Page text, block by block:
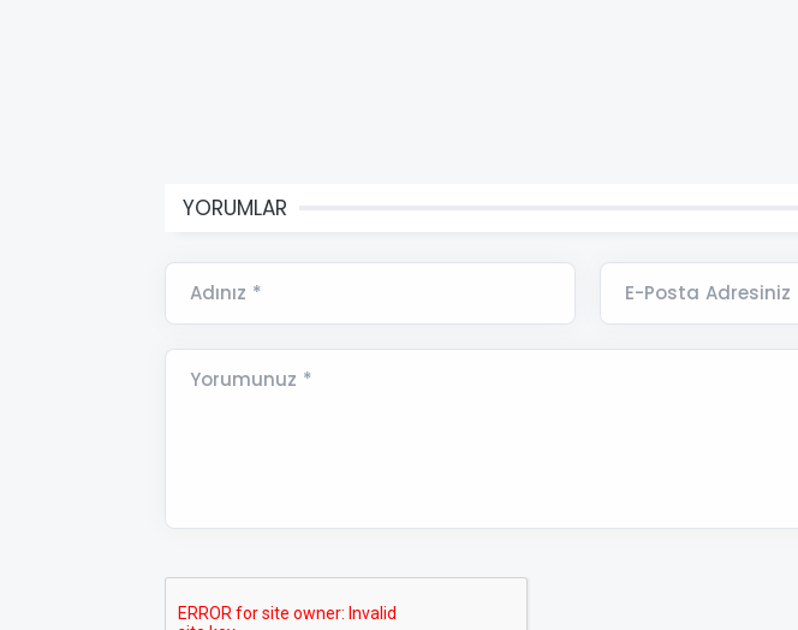
YORUMLAR
Adınız * E-Posta Adresiniz
Yorumunuz *